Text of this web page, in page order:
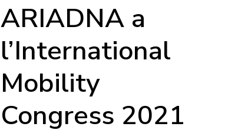
ARIADNA a
l’International
Mobility
Congress 2021